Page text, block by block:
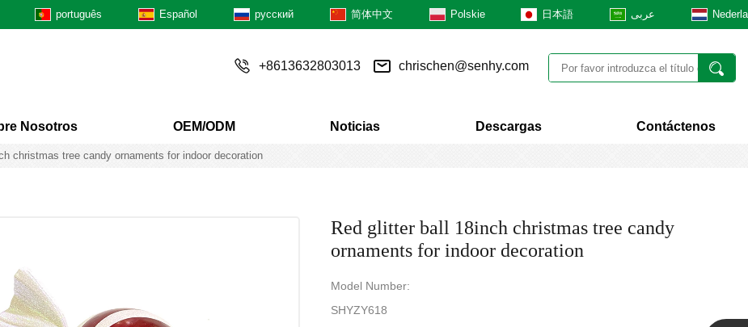
português Español русский 简体中文 Polskie 日本語 عربى
+8613632803013 chrischen@senhy.com
Nosotros OEM/ODM Noticias Descargas Contáctenos
christmas tree candy ornaments for indoor decoration
Red glitter ball 18inch christmas tree candy
ornaments for indoor decoration
Model Number:
SHYZY618